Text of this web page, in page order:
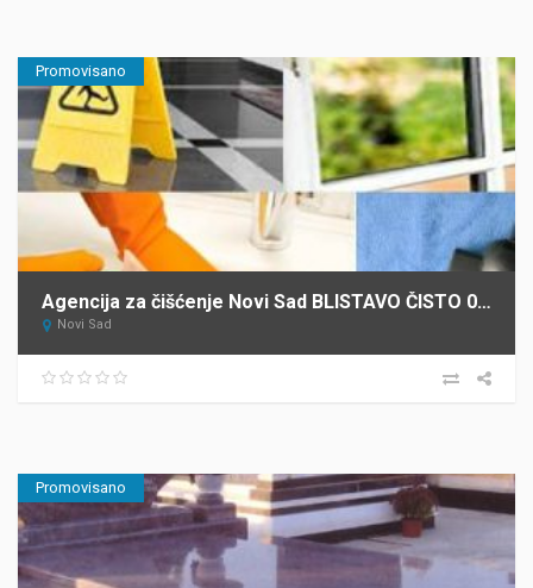
Promovisano
Agencija za čišćenje Novi Sad BLISTAVO ČISTO 021
Novi Sad
Promovisano